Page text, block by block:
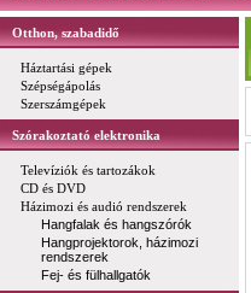
Otthon, szabadidő
Háztartási gépek
Szépségápolás
Szerszámgépek
Szórakoztató elektronika
Televíziók és tartozákok
CD és DVD
Házimozi és audió rendszerek
Hangfalak és hangszórók
Hangprojektorok, házimozi
rendszerek
Fej- és fülhallgatók